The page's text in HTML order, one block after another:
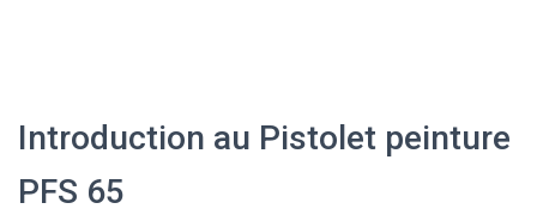
Introduction au Pistolet peinture
PFS 65